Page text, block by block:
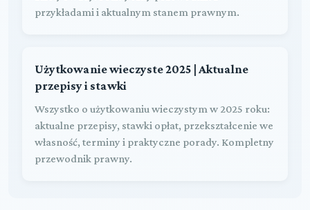
przykładami i aktualnym stanem prawnym.
Użytkowanie wieczyste 2025 | Aktualne
przepisy i stawki
Wszystko o użytkowaniu wieczystym w 2025 roku:
aktualne przepisy, stawki opłat, przekształcenie we
własność, terminy i praktyczne porady. Kompletny
przewodnik prawny.